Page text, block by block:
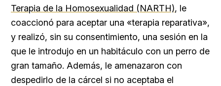
Terapia de la Homosexualidad (NARTH), le
coaccionó para aceptar una «terapia reparativa»,
y realizó, sin su consentimiento, una sesión en la
que le introdujo en un habitáculo con un perro de
gran tamaño. Además, le amenazaron con
despedirlo de la cárcel si no aceptaba el